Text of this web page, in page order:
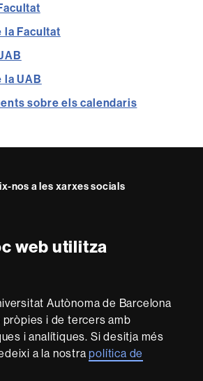
web utilitza
Autònoma de Barcelona
i de tercers amb
i analítiques. Si desitja més
a la nostrapolítica de
la Facultat
la UAB
sobre els calendaris
nos a les xarxes socials
internacional de l'excel·lència
in
Research
-
Euraxess
el finançament de